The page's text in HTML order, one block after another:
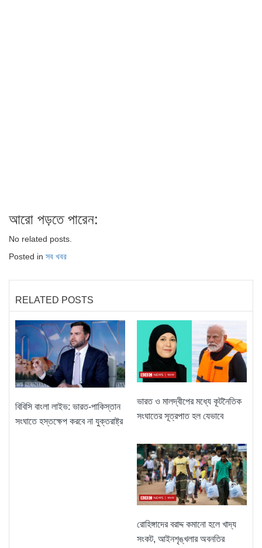
আরো পড়তে পারেন:
No related posts.
Posted in সব খবর
RELATED POSTS
বিবিসি বাংলা লাইভ: ভারত-পাকিস্তান
সংঘাতে হস্তক্ষেপ করবে না যুক্তরাষ্ট্র
ভারত ও মালদ্বীপের মধ্যে কূটনৈতিক
সংঘাতের সূত্রপাত হল যেভাবে
রোহিঙ্গাদের বরাদ্দ কমানো হলে খাদ্য
সংকট, আইনশৃঙ্খলার অবনতির